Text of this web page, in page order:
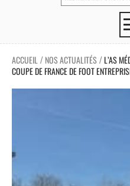
ACCUEIL / NOS ACTUALITÉS /L’AS
COUPE DE FRANCE DE FOOT